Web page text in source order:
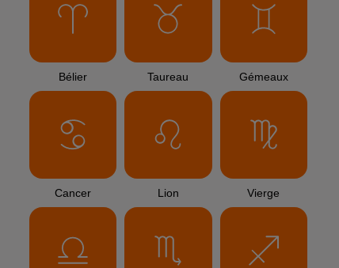
Bélier Taureau Gémeaux
Cancer Lion Vierge